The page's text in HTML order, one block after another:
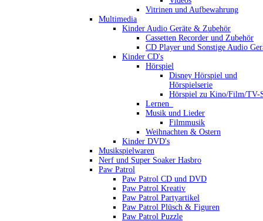
Vitrinen und Aufbewahrung
Multimedia
Kinder Audio Geräte & Zubehör
Cassetten Recorder und Zubehör
CD Player und Sonstige Audio
Kinder CD's
Hörspiel
Disney Hörspiel und
Hörspielserie
Hörspiel zu Kino/Film/TV-
Lernen_
Musik und Lieder
Filmmusik
Weihnachten & Ostern
Kinder DVD's
Musikspielwaren
Nerf und Super Soaker Hasbro
Paw Patrol
Paw Patrol CD und DVD
Paw Patrol Kreativ
Paw Patrol Partyartikel
Paw Patrol Plüsch & Figuren
Paw Patrol Puzzle